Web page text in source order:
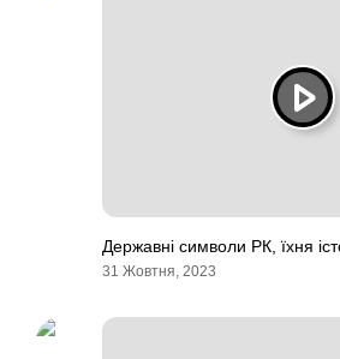
Державні символи РК, їхня
31 Жовтня, 2023